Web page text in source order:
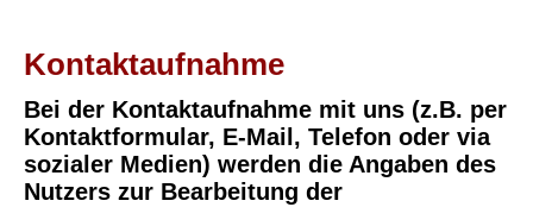
Kontaktaufnahme
Bei der Kontaktaufnahme mit uns (z.B. per
Kontaktformular, E-Mail, Telefon oder via
sozialer Medien) werden die Angaben des
Nutzers zur Bearbeitung der